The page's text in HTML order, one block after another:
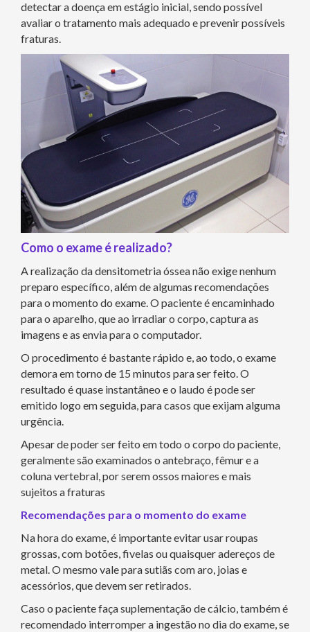
detectar a doença em estágio inicial, sendo possível
avaliar o tratamento mais adequado e prevenir possíveis
fraturas.
Como o exame é realizado?
A realização da densitometria óssea não exige nenhum
preparo específico, além de algumas recomendações
para o momento do exame. O paciente é encaminhado
para o aparelho, que ao irradiar o corpo, captura as
imagens e as envia para o computador.
O procedimento é bastante rápido e, ao todo, o exame
demora em torno de 15 minutos para ser feito. O
resultado é quase instantâneo e o laudo é pode ser
emitido logo em seguida, para casos que exijam alguma
urgência.
Apesar de poder ser feito em todo o corpo do paciente,
geralmente são examinados o antebraço, fêmur e a
coluna vertebral, por serem ossos maiores e mais
sujeitos a fraturas
Recomendações para o momento do exame
Na hora do exame, é importante evitar usar roupas
grossas, com botões, fivelas ou quaisquer adereços de
metal. O mesmo vale para sutiãs com aro, joias e
acessórios, que devem ser retirados.
Caso o paciente faça suplementação de cálcio, também é
recomendado interromper a ingestão no dia do exame, se